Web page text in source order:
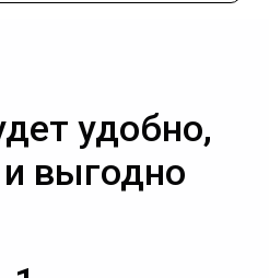
удобно,
выгодно